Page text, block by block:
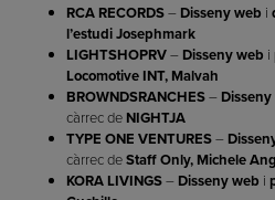
RCA RECORDS– Disseny web i
l’estudi Josephmark
LIGHTSHOPRV– Disseny web i
Locomotive INT, Malvah
BROWNDSRANCHES–
càrrec de NIGHTJA
TYPE ONE VENTURES–
càrrec deStaff Only, Michele
KORA LIVINGS– Disseny web i